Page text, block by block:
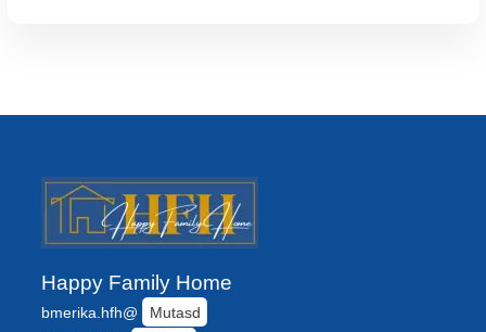
Happy Family Home
bmerika.hfh@
Mutasd